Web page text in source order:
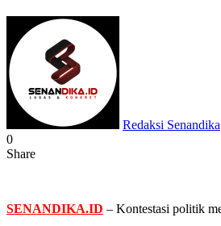
Redaksi Senandika
0
Share
SENANDIKA.ID – Kontestasi politik